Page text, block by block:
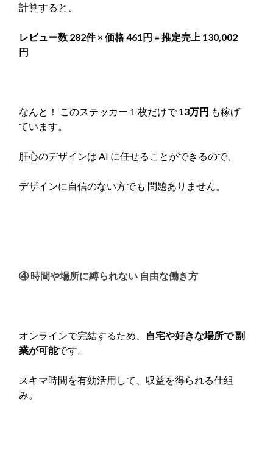
計算すると、
レビュー数 282件 × 価格 461円 = 推定売上 130,002
円
なんと！ このステッカー１枚だけで13万円 も稼げ
ています。
肝心のデザインは AI に任せることができるので、
デザインに自信のない方でも 問題ありません。
④ 時間や場所に縛られない 自由な働き方
オンラインで完結するため、
自宅や好きな場所で 副
業が可能です。
スキマ時間を有効活用して、収益を得られる仕組
み。